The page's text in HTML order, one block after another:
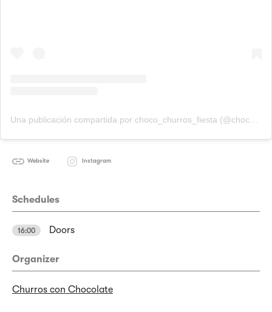
Website Instagram
Schedules
16:00 Doors
Organizer
Churros con Chocolate